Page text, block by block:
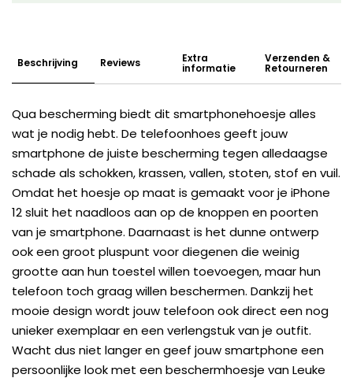
Beschrijving Reviews Extra
informatie
Verzenden &
Retourneren
Qua bescherming biedt dit smartphonehoesje alles
wat je nodig hebt. De telefoonhoes geeft jouw
smartphone de juiste bescherming tegen alledaagse
schade als schokken, krassen, vallen, stoten, stof en vuil.
Omdat het hoesje op maat is gemaakt voor je iPhone
12 sluit het naadloos aan op de knoppen en poorten
van je smartphone. Daarnaast is het dunne ontwerp
ook een groot pluspunt voor diegenen die weinig
grootte aan hun toestel willen toevoegen, maar hun
telefoon toch graag willen beschermen. Dankzij het
mooie design wordt jouw telefoon ook direct een nog
unieker exemplaar en een verlengstuk van je outfit.
Wacht dus niet langer en geef jouw smartphone een
persoonlijke look met een beschermhoesje van Leuke